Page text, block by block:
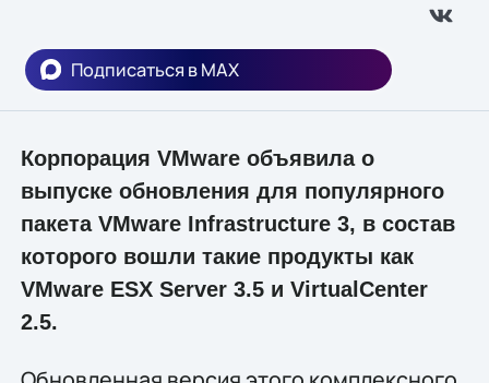
Подписаться в MAX
Корпорация VMware объявила о
выпуске обновления для популярного
пакета VMware Infrastructure 3, в состав
которого вошли такие продукты как
VMware ESX Server 3.5 и VirtualCenter
2.5.